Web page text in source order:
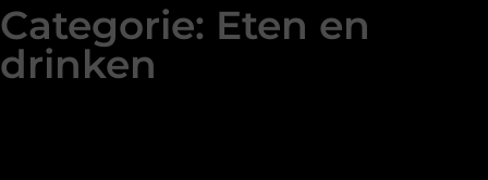
Categorie: Eten en
drinken